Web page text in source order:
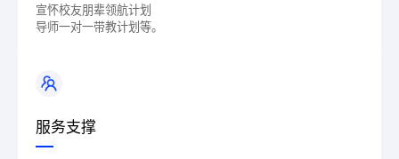
宣怀校友朋辈领航计划
导师一对一带教计划等。
服务支撑